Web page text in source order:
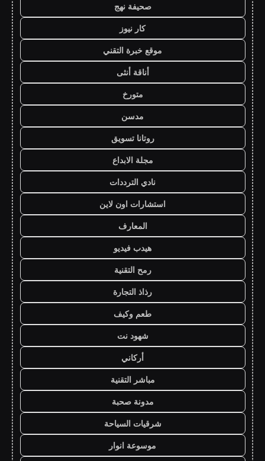
صحيفة نهج
كار نيوز
موقع خبرة التقني
أناقة أنثى
متورخ
مدسن
روتانا تسويق
مجلة الابداع
نادي الترددات
استشارات اون لاين
المعارف
هيدب فيديو
رمح التقنية
رذاذ التجارة
طعم وكيف
شهود نت
أركاني
مباشر التقنية
مدونة صحبة
شرقيات السياحة
موسوعة انوار